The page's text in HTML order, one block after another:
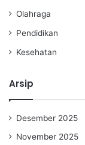
Olahraga
Pendidikan
Kesehatan
Arsip
Desember 2025
November 2025